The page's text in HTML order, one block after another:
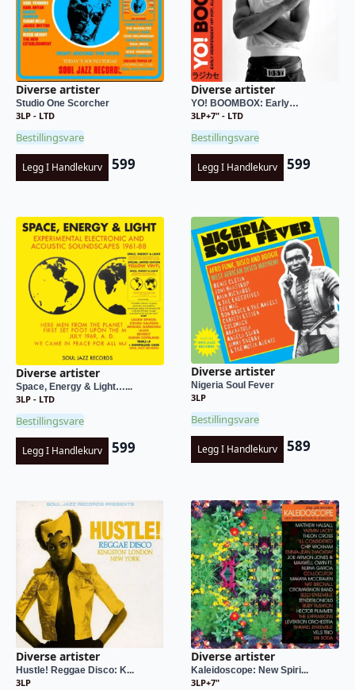
Diverse artister
Studio One Scorcher
3LP - LTD
Bestillingsvare
Legg I Handlekurv 599
Diverse artister
YO! BOOMBOX: Early…
3LP+7" - LTD
Bestillingsvare
Legg I Handlekurv 599
Diverse artister
Space, Energy & Light…...
3LP - LTD
Bestillingsvare
Legg I Handlekurv 599
Diverse artister
Nigeria Soul Fever
3LP
Bestillingsvare
Legg I Handlekurv 589
Diverse artister
Hustle! Reggae Disco: K...
3LP
Diverse artister
Kaleidoscope: New Spiri...
3LP+7"